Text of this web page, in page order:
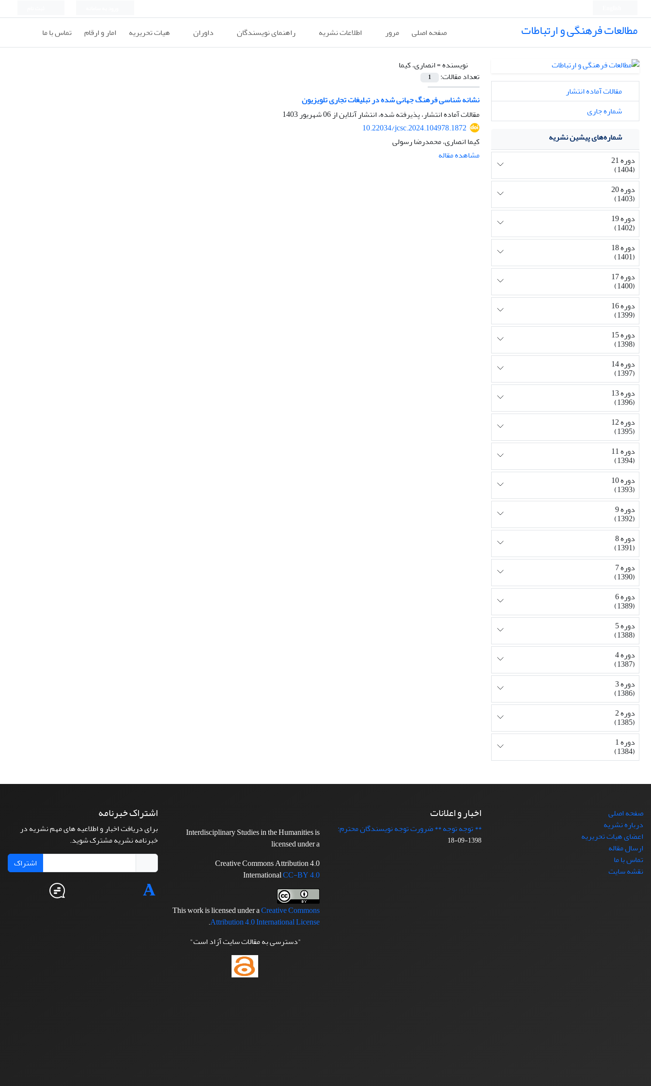
مطالعات فرهنگی و ارتباطات صفحه اصلی مرور اطلاعات نشریه راهنمای نویسندگان داوران هیات تحریریه امار و ارقام تماس با ما
نویسنده =انصاری، کیما
تعداد مقالات:
1
نشانه شناسی فرهنگ جهانی شده در تبلیغات تجاری تلویزیون
مقالات آماده انتشار، پذیرفته شده، انتشار آنلاین از06 شهریور 1403
10.22034/jcsc.2024.104978.1872
کیما انصاری، محمدرضا رسولی
مشاهده مقاله
مقالات آماده انتشار
شماره جاری
شماره‌های پیشین نشریه
دوره 21
(1404)
دوره 20
(1403)
دوره 19
(1402)
دوره 18
(1401)
دوره 17
(1400)
دوره 16
(1399)
دوره 15
(1398)
دوره 14
(1397)
دوره 13
(1396)
دوره 12
(1395)
دوره 11
(1394)
دوره 10
(1393)
دوره 9
(1392)
دوره 8
(1391)
دوره 7
(1390)
دوره 6
(1389)
دوره 5
(1388)
دوره 4
(1387)
دوره 3
(1386)
دوره 2
(1385)
دوره 1
(1384)
صفحه اصلی
درباره نشریه
اعضای هیات تحریریه
ارسال مقاله
تماس با ما
نقشه سایت
اخبار و اعلانات
** توجه توجه ** ضرورت توجه نویسندگان محترم:
1398-09-18
Interdisciplinary Studies in the Humanities is
licensed under a
Creative Commons Attribution 4.0
InternationalCC-BY 4.0
This work is licensed under aCreative Commons
Attribution 4.0 International License
.
"دسترسی به مقالات سایت آزاد است"
اشتراک خبرنامه
برای دریافت اخبار و اطلاعیه های مهم نشریه در
خبرنامه نشریه مشترک شوید.
اشتراک